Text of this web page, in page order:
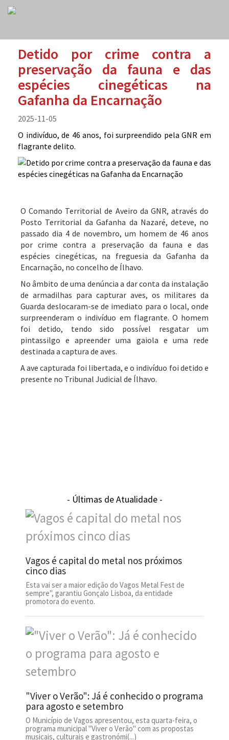
Detido por crime contra a
preservação da fauna e das
espécies cinegéticas na
Gafanha da Encarnação
2025-11-05
O indivíduo, de 46 anos, foi surpreendido pela GNR em
flagrante delito.
O Comando Territorial de Aveiro da GNR, através do
Posto Territorial da Gafanha da Nazaré, deteve, no
passado dia 4 de novembro, um homem de 46 anos
por crime contra a preservação da fauna e das
espécies cinegéticas, na freguesia da Gafanha da
Encarnação, no concelho de Ílhavo.
No âmbito de uma denúncia a dar conta da instalação
de armadilhas para capturar aves, os militares da
Guarda deslocaram-se de imediato para o local, onde
surpreenderam o indivíduo em flagrante. O homem
foi detido, tendo sido possível resgatar um
pintassilgo e apreender uma gaiola e uma rede
destinada a captura de aves.
A ave capturada foi libertada, e o indivíduo foi detido e
presente no Tribunal Judicial de Ílhavo.
- Últimas de Atualidade -
Vagos é capital do metal nos próximos
cinco dias
Esta vai ser a maior edição do Vagos Metal Fest de
sempre", garantiu Gonçalo Lisboa, da entidade
promotora do evento.
"Viver o Verão": Já é conhecido o programa
para agosto e setembro
O Município de Vagos apresentou, esta quarta-feira, o
programa municipal "Viver o Verão" com as propostas
musicais, culturais e gastronómi(...)